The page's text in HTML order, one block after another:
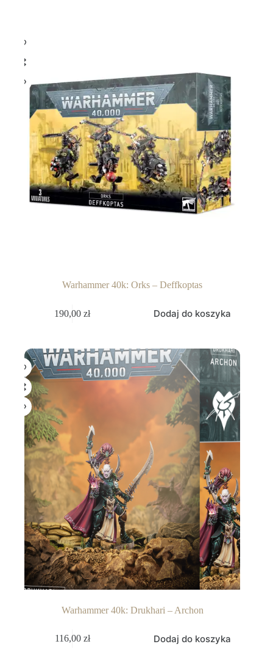
Warhammer 40k: Orks – Deffkoptas
190,00zł Dodaj do koszyka
Warhammer 40k: Drukhari – Archon
116,00 zł Dodaj do koszyka